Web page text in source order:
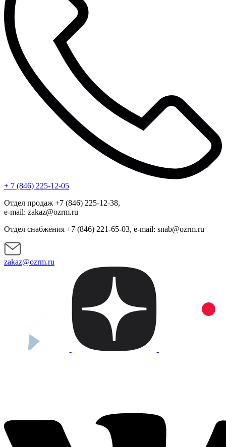
+ 7 (846) 225-12-05
Отдел продаж +7 (846) 225-12-38,
e-mail: zakaz@ozrm.ru
Отдел снабжения +7 (846) 221-65-03, e-mail: snab@ozrm.ru
zakaz@ozrm.ru